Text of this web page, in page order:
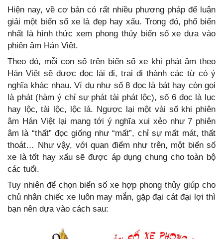
Hiện nay, về cơ bản có rất nhiều phương pháp để luận
giải một biển số xe là đẹp hay xấu. Trong đó, phổ biến
nhất là hình thức xem phong thủy biển số xe dựa vào
phiên âm Hán Việt.
Theo đó, mỗi con số trên biển số xe khi phát âm theo
Hán Việt sẽ được đọc lái đi, trại đi thành các từ có ý
nghĩa khác nhau. Ví dụ như số 8 đọc là bát hay còn gọi
là phát (hàm ý chỉ sự phát tài phát lộc), số 6 đọc là lục
hay lộc, tài lộc, lộc lá. Ngược lại một vài số khi phiên
âm Hán Việt lại mang tới ý nghĩa xui xẻo như 7 phiên
âm là “thất” đọc giống như “mất”, chỉ sự mất mát, thất
thoát… Như vậy, với quan điểm như trên, một biển số
xe là tốt hay xấu sẽ được áp dụng chung cho toàn bộ
các tuổi.
Tuy nhiên để chọn biển số xe hợp phong thủy giúp cho
chủ nhân chiếc xe luôn may mắn, gặp đại cát đại lợi thì
bạn nên dựa vào cách sau: